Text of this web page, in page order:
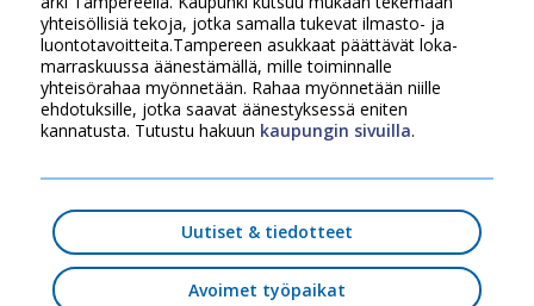
yhteisöllisiä tekoja, jotka samalla tukevat ilmasto- ja
luontotavoitteita.Tampereen asukkaat päättävät loka-
marraskuussa äänestämällä, mille toiminnalle
yhteisörahaa myönnetään. Rahaa myönnetään niille
ehdotuksille, jotka saavat äänestyksessä eniten
kannatusta. Tutustu hakuun kaupungin sivuilla.
Uutiset & tiedotteet
Avoimet työpaikat